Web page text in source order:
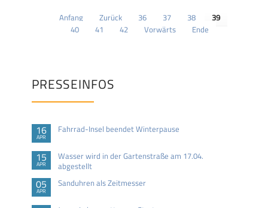
Anfang Zurück 36 37 38
39
40
41 42 Vorwärts Ende
PRESSEINFOS
16
APR
Fahrrad-Insel beendet Winterpause
15
APR
Wasser wird in der Gartenstraße am 17.04.
abgestellt
05
APR
Sanduhren als Zeitmesser